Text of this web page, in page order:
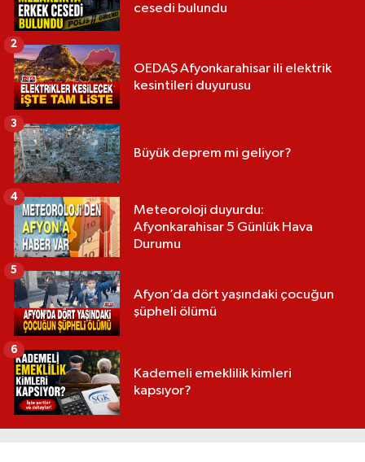
cesedi bulundu
OEDAŞ Afyonkarahisar ili elektrik
kesintileri duyurusu
2
Büyük deprem mi geliyor?
3
Meteoroloji duyurdu:
Afyonkarahisar 5 Günlük Hava
Durumu
4
Afyon’da dört yaşındaki çocuğun
şüpheli ölümü
5
Kademeli emeklilik kimleri
kapsıyor?
6